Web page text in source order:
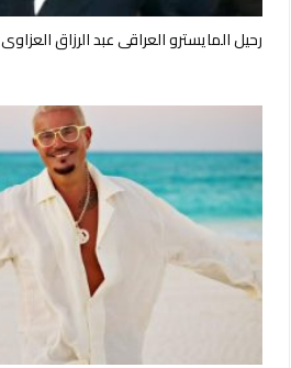
رحيل المايسترو العراقي عبد الرزاق العزاوي